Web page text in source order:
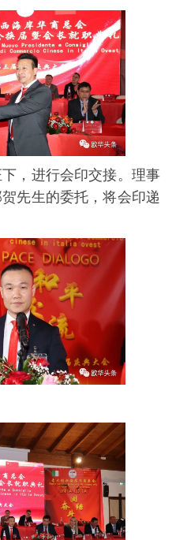
，进行会印交接。理事
先生的委托，将会印递